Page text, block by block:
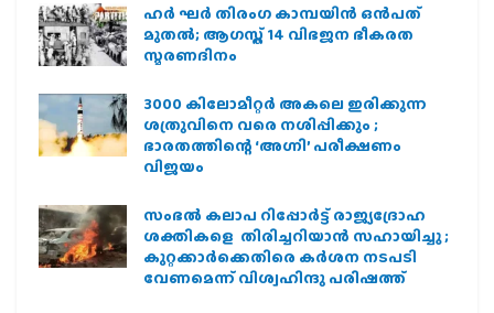
ഹര്‍ ഘര്‍ തിരംഗ കാമ്പയിന്‍ ഒന്‍പത്
മുതല്‍; ആഗസ്ത് 14 വിഭജന ഭീകരത
സ്മരണദിനം
3000 കിലോമീറ്റർ അകലെ ഇരിക്കുന്ന
ശത്രുവിനെ വരെ നശിപ്പിക്കും ;
ഭാരതത്തിന്റെ ‘അഗ്നി’ പരീക്ഷണം
വിജയം
സംഭൽ കലാപ റിപ്പോർട്ട് രാജ്യദ്രോഹ
ശക്തികളെ തിരിച്ചറിയാൻ സഹായിച്ചു ;
കുറ്റക്കാർക്കെതിരെ കർശന നടപടി
വേണമെന്ന് വിശ്വഹിന്ദു പരിഷത്ത്